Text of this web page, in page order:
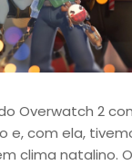
Overwatch 2
e, com ela,
clima natalino.